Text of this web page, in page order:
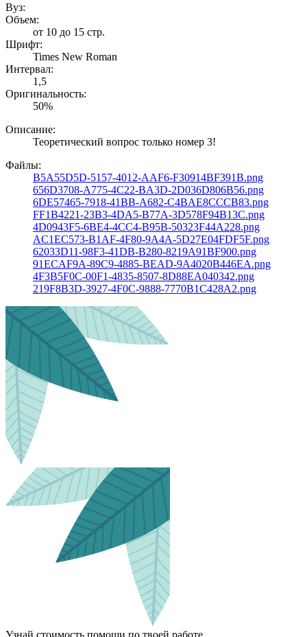
Вуз:
Объем:
от 10 до 15 стр.
Шрифт:
Times New Roman
Интервал:
1,5
Оригинальность:
50%
Описание:
Теоретический вопрос только номер 3!
Файлы:
B5A55D5D-5157-4012-AAF6-F30914BF391B.png
656D3708-A775-4C22-BA3D-2D036D806B56.png
6DE57465-7918-41BB-A682-C4BAE8CCCB83.png
FF1B4221-23B3-4DA5-B77A-3D578F94B13C.png
4D0943F5-6BE4-4CC4-B95B-50323F44A228.png
AC1EC573-B1AF-4F80-9A4A-5D27E04FDF5F.png
62033D11-98F3-41DB-B280-8219A91BF900.png
91ECAF9A-89C9-4885-BEAD-9A4020B446EA.png
4F3B5F0C-00F1-4835-8507-8D88EA040342.png
219F8B3D-3927-4F0C-9888-7770B1C428A2.png
Узнай стоимость помощи по твоей работе